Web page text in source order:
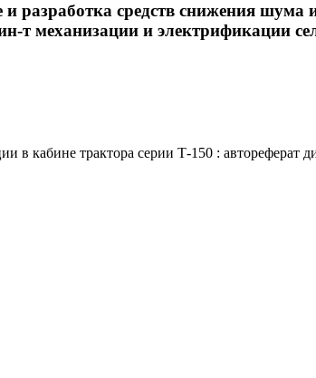
разработка средств снижения шума
т механизации и электрификации
в кабине трактора серии Т-150 : автореферат